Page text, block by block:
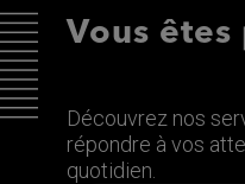
Vous
Découvrez nos
répondre à vos
quotidien.